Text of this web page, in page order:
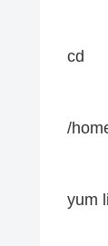
cd
/
yum